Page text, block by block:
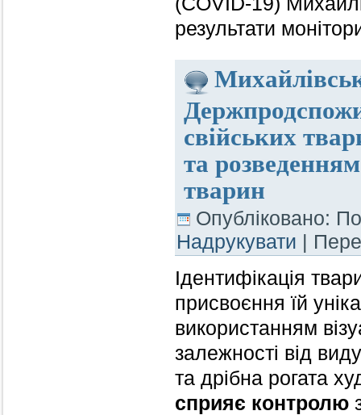
результати
свійських
та
тварин
Опубліковано:
Надрукувати |
Ідентифікація
присвоєння їй
використанням
залежності від
та дрібна рогата
сприяє контролю